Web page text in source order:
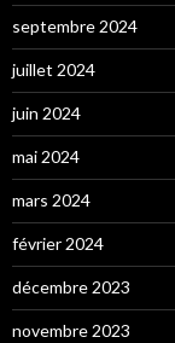
septembre 2024
juillet 2024
juin 2024
mai 2024
mars 2024
février 2024
décembre 2023
novembre 2023